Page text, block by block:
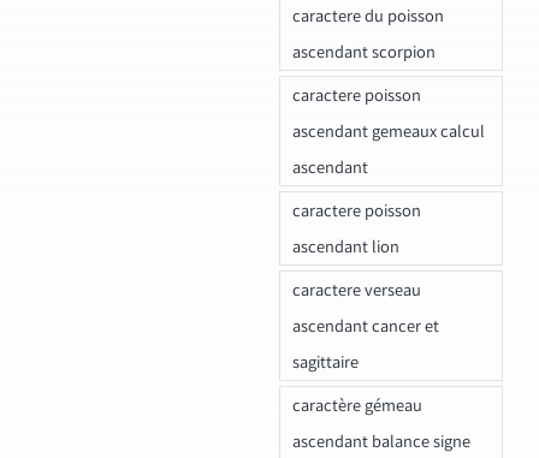
caractere du poisson
ascendant scorpion
caractere poisson
ascendant gemeaux calcul
ascendant
caractere poisson
ascendant lion
caractere verseau
ascendant cancer et
sagittaire
caractère gémeau
ascendant balance signe